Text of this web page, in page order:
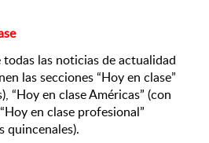
las noticias de actualidad
las secciones “Hoy en clase”
“Hoy en clase Américas” (con
en clase profesional”
quincenales).